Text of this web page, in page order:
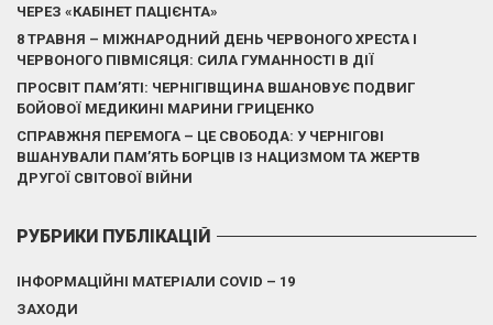
ЧЕРЕЗ «КАБІНЕТ ПАЦІЄНТА»
8 ТРАВНЯ – МІЖНАРОДНИЙ ДЕНЬ ЧЕРВОНОГО ХРЕСТА І
ЧЕРВОНОГО ПІВМІСЯЦЯ: СИЛА ГУМАННОСТІ В ДІЇ
ПРОСВІТ ПАМ’ЯТІ: ЧЕРНІГІВЩИНА ВШАНОВУЄ ПОДВИГ
БОЙОВОЇ МЕДИКИНІ МАРИНИ ГРИЦЕНКО
СПРАВЖНЯ ПЕРЕМОГА – ЦЕ СВОБОДА: У ЧЕРНІГОВІ
ВШАНУВАЛИ ПАМ’ЯТЬ БОРЦІВ ІЗ НАЦИЗМОМ ТА ЖЕРТВ
ДРУГОЇ СВІТОВОЇ ВІЙНИ
РУБРИКИ ПУБЛІКАЦІЙ
ІНФОРМАЦІЙНІ МАТЕРІАЛИ COVID – 19
ЗАХОДИ